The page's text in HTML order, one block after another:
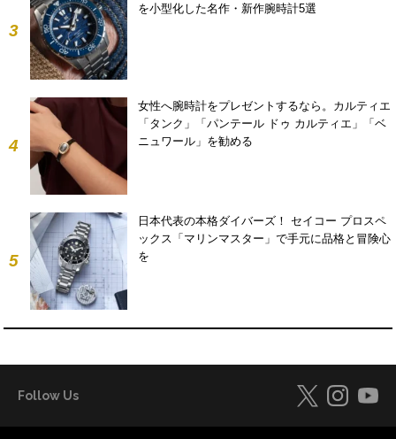
3
を小型化した名作・新作腕時計5選
4
女性へ腕時計をプレゼントするなら。カルティエ
「タンク」「パンテール ドゥ カルティエ」「ベ
ニュワール」を勧める
5
日本代表の本格ダイバーズ！ セイコー プロスペ
ックス「マリンマスター」で手元に品格と冒険心
を
Follow Us